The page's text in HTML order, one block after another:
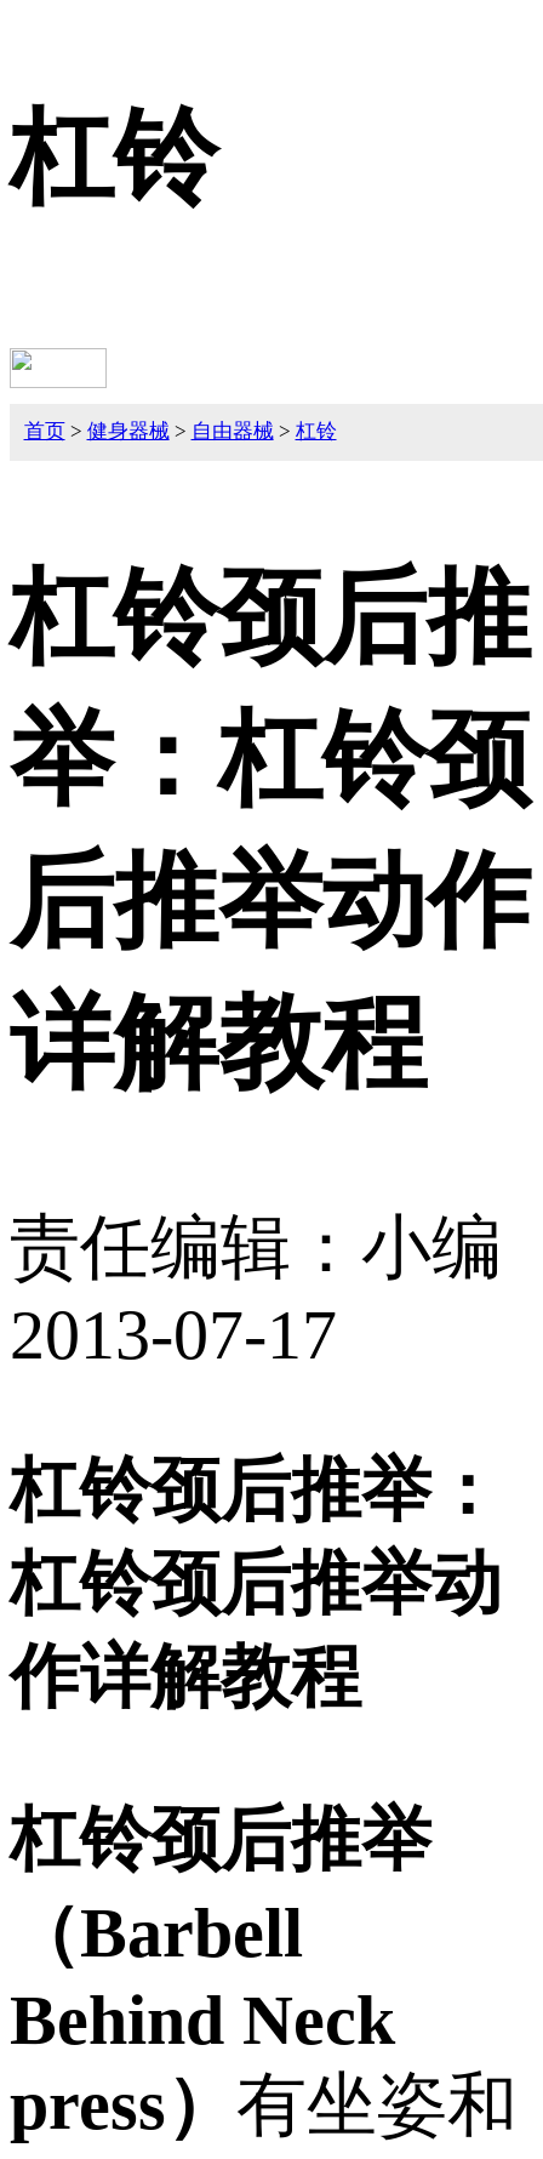
杠铃
首页 > 健身器械> 自由器械> 杠铃
杠铃颈后推
举：杠铃颈
后推举动作
详解教程
责任编辑：小编
2013-07-17
杠铃颈后推举：
杠铃颈后推举动
作详解教程
杠铃颈后推举
（Barbell
Behind Neck
press） 有坐姿和